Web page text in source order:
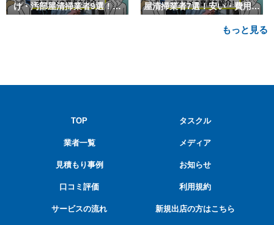
け・汚部屋清掃業者9選！安
屋清掃業者7選！安い・費用相
もっと見る
TOP
業者一覧
見積もり事例
口コミ評価
サービスの流れ
タスクル
メディア
お知らせ
利用規約
新規出店の方はこちら